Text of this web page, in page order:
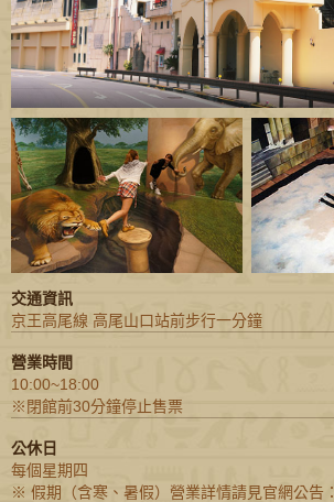
交通資訊
京王高尾線 高尾山口站前步行一分鐘
營業時間
10:00~18:00
※閉館前30分鐘停止售票
公休日
每個星期四
※ 假期（含寒、暑假）營業詳情請見官網公告：